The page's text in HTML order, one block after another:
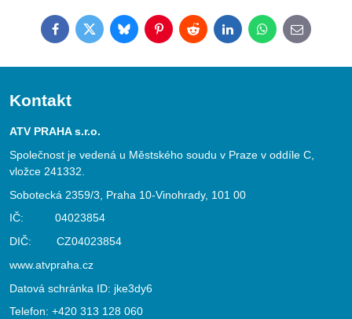
FacebookTwitterBlueskyPinterestRedditLinkedInWhatsApp
E-
mail
Kontakt
ATV PRAHA s.r.o.
Společnost je vedená u Městského soudu v Praze v oddíle C,
vložce 241332.
Sobotecká 2359/3, Praha 10-Vinohrady, 101 00
IČ: 04023854
DIČ: CZ04023854
www.atvpraha.cz
Datová schránka ID: jke3dy6
Telefon: +420 313 128 060